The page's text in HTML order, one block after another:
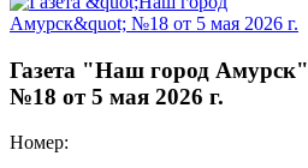
Газета "Наш город Амурск"
№18 от 5 мая 2026 г.
Номер: